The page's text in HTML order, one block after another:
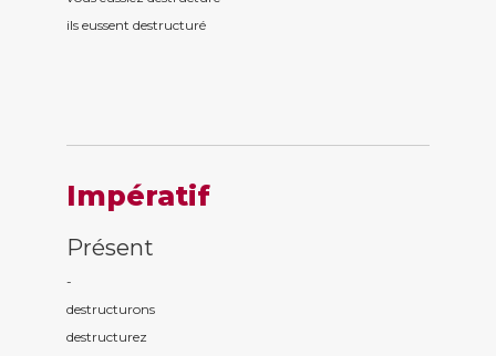
ils eussent destructuré
Impératif
Présent
-
destructurons
destructurez